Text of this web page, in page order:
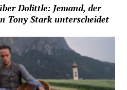
Dolittle: Jemand, der
Tony Stark unterscheidet